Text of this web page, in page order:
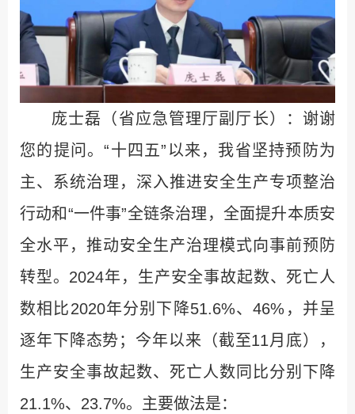
庞士磊（省应急管理厅副厅长）：谢谢
您的提问。“十四五”以来，我省坚持预防为
主、系统治理，深入推进安全生产专项整治
行动和“一件事”全链条治理，全面提升本质安
全水平，推动安全生产治理模式向事前预防
转型。2024年，生产安全事故起数、死亡人
数相比2020年分别下降51.6%、46%，并呈
逐年下降态势；今年以来（截至11月底），
生产安全事故起数、死亡人数同比分别下降
21.1%、23.7%。主要做法是：